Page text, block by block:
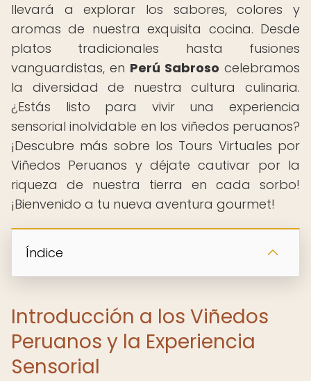
llevará a explorar los sabores, colores y
aromas de nuestra exquisita cocina. Desde
platos tradicionales hasta fusiones
vanguardistas, en Perú Sabroso celebramos
la diversidad de nuestra cultura culinaria.
¿Estás listo para vivir una experiencia
sensorial inolvidable en los viñedos peruanos?
¡Descubre más sobre los Tours Virtuales por
Viñedos Peruanos y déjate cautivar por la
riqueza de nuestra tierra en cada sorbo!
¡Bienvenido a tu nueva aventura gourmet!
Índice
Introducción a los Viñedos
Peruanos y la Experiencia
Sensorial